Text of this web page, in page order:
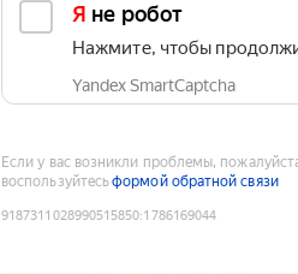
Я не робот
Нажмите, чтобы
Yandex SmartCaptcha
Если у вас возникли проблемы,
воспользуйтесьформой обратной связи
9187311028990515850:1786169044